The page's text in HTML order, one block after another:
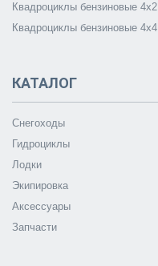
Квадроциклы бензиновые 4х2
Квадроциклы бензиновые 4х4
КАТАЛОГ
Снегоходы
Гидроциклы
Лодки
Экипировка
Аксессуары
Запчасти